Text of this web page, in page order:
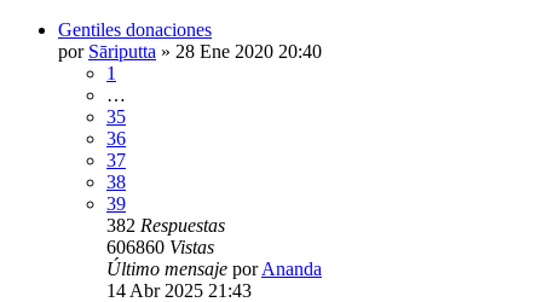
Gentiles donaciones
por Sāriputta » 28 Ene 2020 20:40
1
…
35
36
37
38
39
382 Respuestas
606860 Vistas
Último mensaje porAnanda
14 Abr 2025 21:43